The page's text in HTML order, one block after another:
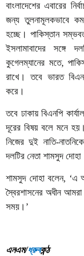
বাংলাদেশের এবারের
জন্য তুলনামূলকভাবে কম
হচ্ছে। পাকিস্তান
ইসলামাবাদের
সঙ্গে
কুগেলম্যানের মতে,
রাখে।
তবে ভারত
করে।
তবে ঢাকায় বিএনপি
দূরের বিষয় বলে মনে হয়।
নিজের দুই নাতি-নাতনিকে
দলটির নেতা শামসুদ
শামসুদ দোহা বলেন, ‘এ
স্বৈরশাসনের অধীন আমরা
সময়। ’
এনএম/ধ্রুবকন্ঠ